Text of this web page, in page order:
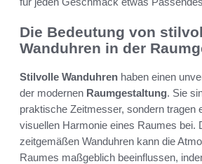
Die Bedeutung von
Wanduhren in der
Stilvolle Wanduhren haben einen
der modernen Raumgestaltung. Sie
praktische Zeitmesser, sondern tragen
visuellen Harmonie eines Raumes bei.
zeitgemäßen Wanduhren kann die
Raumes maßgeblich beeinflussen,